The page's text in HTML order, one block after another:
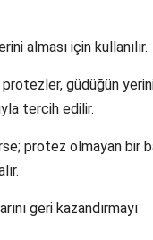
alması için kullanılır.
protezler, güdüğün
tercih edilir.
protez olmayan bir
geri kazandırmayı